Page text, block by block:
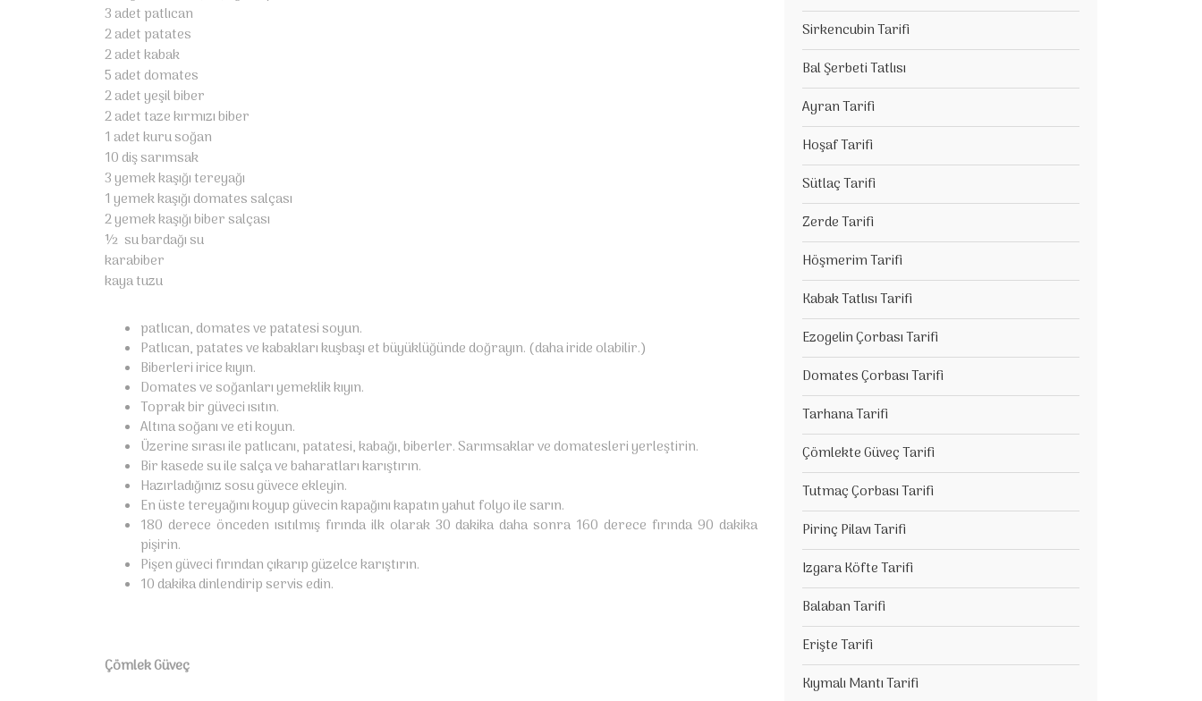
3 adet patlıcan
2 adet patates
2 adet kabak
5 adet domates
2 adet yeşil biber
2 adet taze kırmızı biber
1 adet kuru soğan
10 diş sarımsak
3 yemek kaşığı tereyağı
1 yemek kaşığı domates salçası
2 yemek kaşığı biber salçası
½ su bardağı su
karabiber
kaya tuzu
patlıcan, domates ve patatesi soyun.
Patlıcan, patates ve kabakları kuşbaşı et büyüklüğünde doğrayın. (daha iride olabilir.)
Biberleri irice kıyın.
Domates ve soğanları yemeklik kıyın.
Toprak bir güveci ısıtın.
Altına soğanı ve eti koyun.
Üzerine sırası ile patlıcanı, patatesi, kabağı, biberler. Sarımsaklar ve domatesleri yerleştirin.
Bir kasede su ile salça ve baharatları karıştırın.
Hazırladığınız sosu güvece ekleyin.
En üste tereyağını koyup güvecin kapağını kapatın yahut folyo ile sarın.
180 derece önceden ısıtılmış fırında ilk olarak 30 dakika daha sonra 160 derece fırında 90 dakika
pişirin.
Pişen güveci fırından çıkarıp güzelce karıştırın.
10 dakika dinlendirip servis edin.
Çömlek Güveç
Sirkencubin Tarifi
Bal Şerbeti Tatlısı
Ayran Tarifi
Hoşaf Tarifi
Sütlaç Tarifi
Zerde Tarifi
Höşmerim Tarifi
Kabak Tatlısı Tarifi
Ezogelin Çorbası Tarifi
Domates Çorbası Tarifi
Tarhana Tarifi
Çömlekte Güveç Tarifi
Tutmaç Çorbası Tarifi
Pirinç Pilavı Tarifi
Izgara Köfte Tarifi
Balaban Tarifi
Erişte Tarifi
Kıymalı Mantı Tarifi